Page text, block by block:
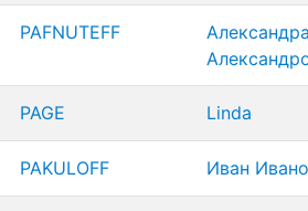
PAFNUTEFF
PAGE Linda
PAKULOFF Иван